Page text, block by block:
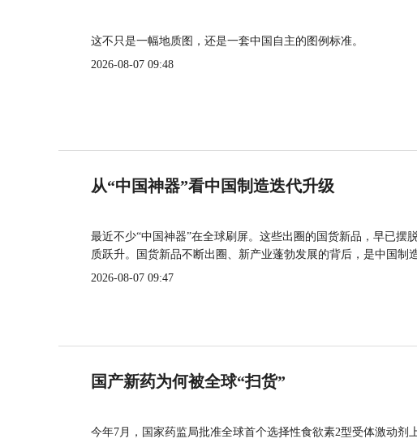
这不只是一幅地质图，还是一套中国自主的图例标准。
2026-08-07 09:48
从“中国神器”看中国制造迭代升级
最近不少“中国神器”在全球刷屏。这些出圈的国货新品，早已
质跃升。国货新品不断出圈、新产业蓬勃发展的背后，是中国制
2026-08-07 09:47
国产新药为何被全球“扫货”
今年7月，国家药监局批准全球首个选择性食欲素2型受体激动